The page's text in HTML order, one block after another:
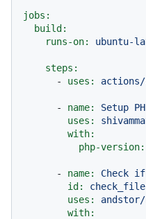
jobs:
build:
runs-on:
ubuntu-
steps:
-
uses: actions/
- name: Setup
uses:
with:
php-version:
- name: Check if
id:
uses:
with: